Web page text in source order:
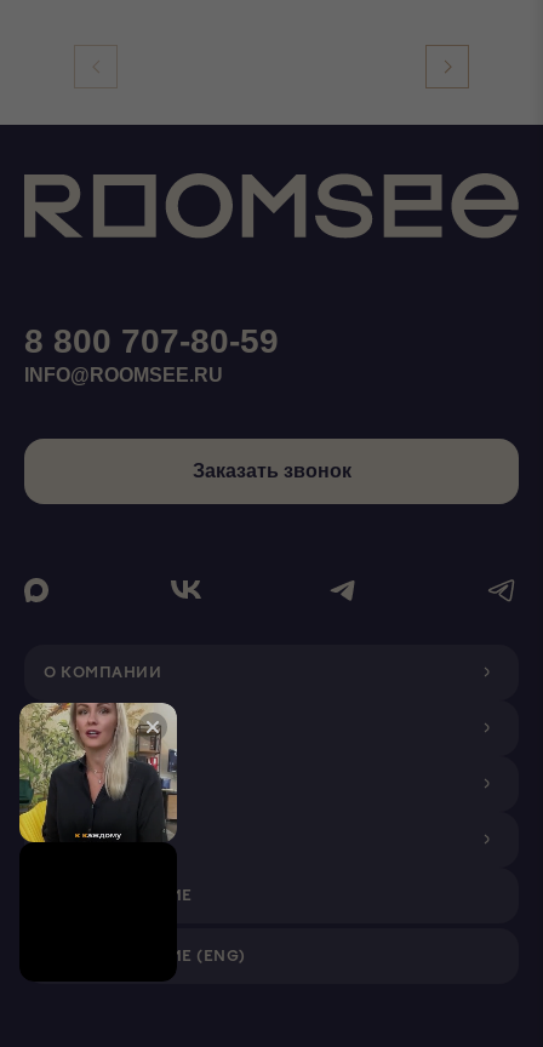
О КОМПАНИИ
ДИЗАЙНЕРАМ
ПОКУПАТЕЛЯМ
ПАРТНЕРАМ
VR ПРИЛОЖЕНИЕ
VR ПРИЛОЖЕНИЕ (ENG)
8 800 707-80-59
INFO@ROOMSEE.RU
Заказать звонок